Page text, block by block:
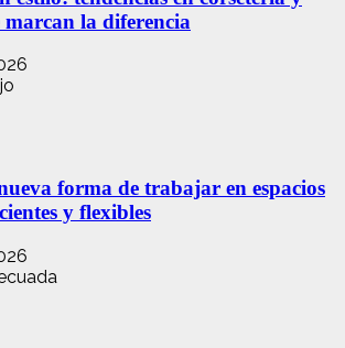
marcan la diferencia
forma de trabajar en espacios
y flexibles